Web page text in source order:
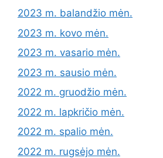
2023 m. balandžio mėn.
2023 m. kovo mėn.
2023 m. vasario mėn.
2023 m. sausio mėn.
2022 m. gruodžio mėn.
2022 m. lapkričio mėn.
2022 m. spalio mėn.
2022 m. rugsėjo mėn.